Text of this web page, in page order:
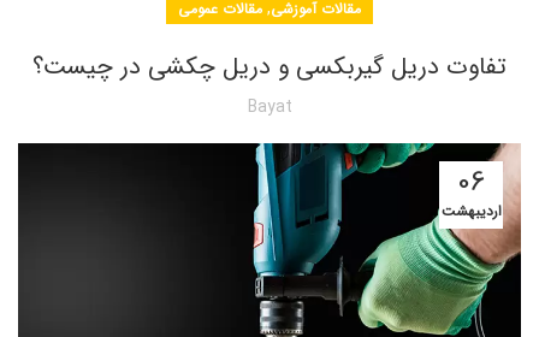
مقالات آموزشی, مقالات عمومی
تفاوت دریل گیربکسی و دریل چکشی در چیست؟
Bayat
06
اردیبهشت